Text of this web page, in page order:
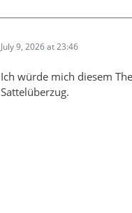
July 9, 2026 at 23:46
Ich würde mich diesem
Sattelüberzug.